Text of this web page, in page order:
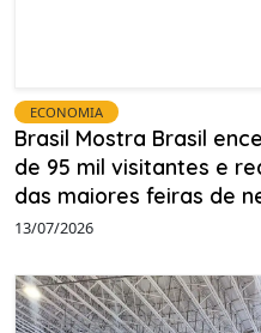
ECONOMIA
Brasil Mostra Brasil
de 95 mil visitantes e
das maiores feiras de
13/07/2026